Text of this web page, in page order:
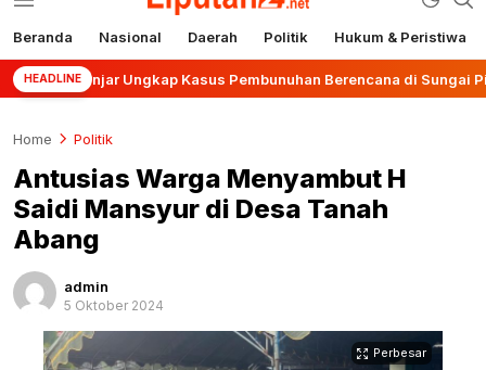
liputan24.net
Beranda Nasional Daerah Politik Hukum & Peristiwa
HEADLINE
Banjar Ungkap Kasus Pembunuhan Berencana di Sungai Pinang
Home Politik
Antusias Warga Menyambut H
Saidi Mansyur di Desa Tanah
Abang
admin
5 Oktober 2024
Perbesar